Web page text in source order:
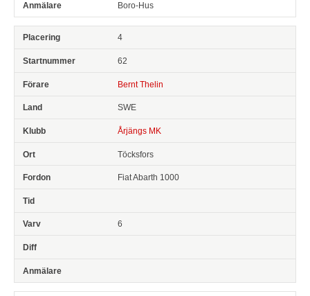
Boro-Hus
4
62
Bernt Thelin
SWE
Årjängs MK
Töcksfors
Fiat Abarth 1000
6